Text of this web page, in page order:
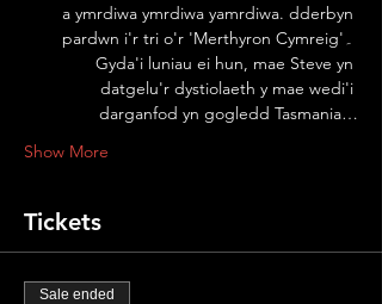
a ymrdiwa ymrdiwa yamrdiwa. dderbyn
pardwn i'r tri o'r 'Merthyron Cymreig'۔
Gyda'i luniau ei hun, mae Steve yn
datgelu'r dystiolaeth y mae wedi'i
darganfod yn gogledd Tasmania…
Show More
Tickets
Sale ended